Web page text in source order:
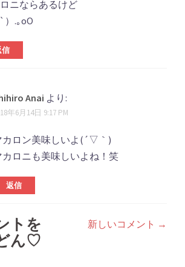
ニならあるけど
`）.｡oO
信
Anai より:
年6月14日 9:17 PM
カロン美味しいよ(´▽｀)
カロニも美味しいよね！笑
返信
新しいコメント →
トを
ん♡